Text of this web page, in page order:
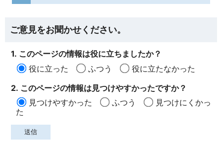
ご意見をお聞かせください。
1. このページの情報は役に立ちましたか？
役に立った
ふつう
役に立たなかった
2. このページの情報は見つけやすかったですか？
見つけやすかった
ふつう
見つけにくかっ
た